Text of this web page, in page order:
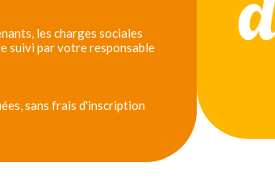
les charges sociales
suivi par votre responsable
sans frais d'inscription